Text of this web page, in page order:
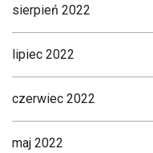
sierpień 2022
lipiec 2022
czerwiec 2022
maj 2022